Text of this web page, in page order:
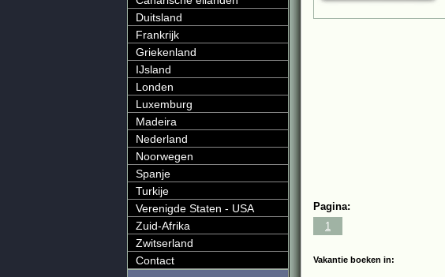
Pagina:
1
Vakantie boeken in:
Duitsland
Frankrijk
Griekenland
IJsland
Londen
Luxemburg
Madeira
Nederland
Noorwegen
Spanje
Turkije
Verenigde Staten - USA
Zuid-Afrika
Zwitserland
Contact